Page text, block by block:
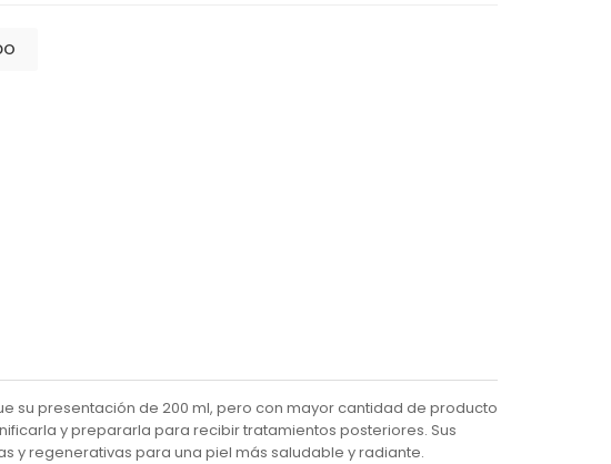
su presentación de 200 ml, pero con mayor cantidad de producto
y prepararla para recibir tratamientos posteriores. Sus
y regenerativas para una piel más saludable y radiante.